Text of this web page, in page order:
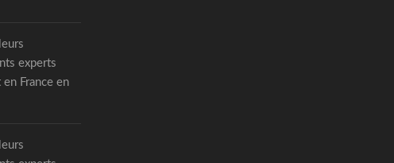
experts
en France en